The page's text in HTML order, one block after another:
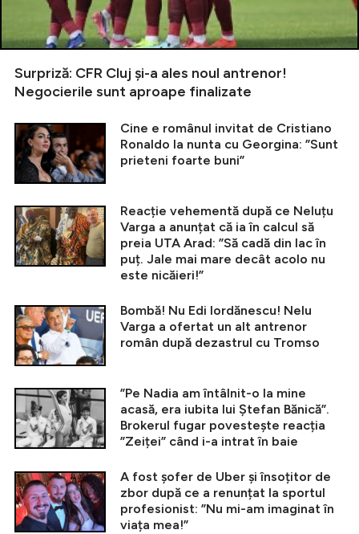
Surpriză: CFR Cluj și-a ales noul antrenor!
Negocierile sunt aproape finalizate
Cine e românul invitat de Cristiano
Ronaldo la nunta cu Georgina: ”Sunt
prieteni foarte buni”
Reacție vehementă după ce Neluțu
Varga a anunțat că ia în calcul să
preia UTA Arad: ”Să cadă din lac în
puț. Jale mai mare decât acolo nu
este nicăieri!”
Bombă! Nu Edi Iordănescu! Nelu
Varga a ofertat un alt antrenor
român după dezastrul cu Tromso
”Pe Nadia am întâlnit-o la mine
acasă, era iubita lui Ștefan Bănică”.
Brokerul fugar povestește reacția
”Zeiței” când i-a intrat în baie
A fost șofer de Uber și însoțitor de
zbor după ce a renunțat la sportul
profesionist: ”Nu mi-am imaginat în
viața mea!”